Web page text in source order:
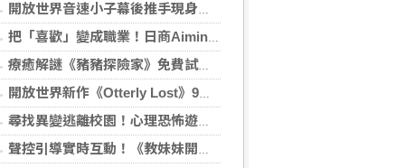
開放世界音速小子幕後推手現身說法：SEGA工程師給新鮮人的求職建議
把「喜歡」變成職業！日商Aiming遊戲工程師親揭菜鳥到職人心路歷程
療癒解謎《豬豬探險家》免費試玩版正式釋出！貼心加入注音與假名模式
開放世界新作《Otterly Lost》9月登場 幫可愛海獺找到回家的路吧
尋找異變逃離校園！心理恐怖遊戲《午夜晚自習》重拾少女忘卻的記憶
聲控引導實時互動！《教妹妹開車》挑戰副駕哥哥的血壓極限